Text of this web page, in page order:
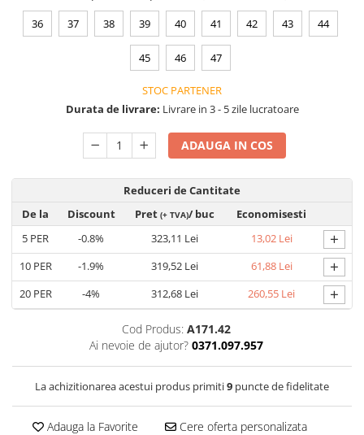
Veste reflectorizante (HI-VIS)
Tricouri si bluze reflectorizante (HI-
Fesuri, capisoane si sepci
reflectorizante (HI-VIS)
Îmbrăcăminte ANTICHIMICĂ |
Costume | Combinezoane
Halate | Sorturi Antichimice |
Multirisc
Jachete | Bluze Antichimice |
Multirisc
Pantaloni Antichimici | Multirisc
Cagule | Capisoane Ignifuge
Costume | Combinezoane Ignifuge
Jachete| Bluze Ignifuge
36 37 38 39 40 41 42 43 44
45 46 47
STOC PARTENER
Durata de livrare: Livrare in 3 - 5 zile lucratoare
ADAUGA IN COS
Reduceri de Cantitate
De la
Discount Pret (+ TVA)/ buc
Economisesti
5 PER -0.8% 323,11 Lei 13,02 Lei +
10PER -1.9% 319,52 Lei 61,88 Lei +
20PER -4% 312,68 Lei 260,55 Lei +
Cod Produs: A171.42
Ai nevoie de ajutor? 0371.097.957
La achizitionarea acestui produs primiti9 puncte de fidelitate
Adauga la Favorite Cere oferta personalizata